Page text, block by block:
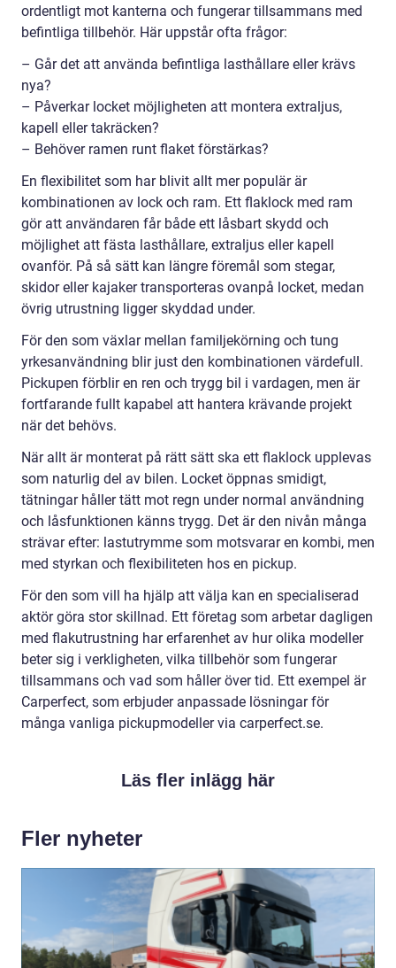
ordentligt mot kanterna och fungerar tillsammans med
befintliga tillbehör. Här uppstår ofta frågor:
– Går det att använda befintliga lasthållare eller krävs
nya?
– Påverkar locket möjligheten att montera extraljus,
kapell eller takräcken?
– Behöver ramen runt flaket förstärkas?
En flexibilitet som har blivit allt mer populär är
kombinationen av lock och ram. Ett flaklock med ram
gör att användaren får både ett låsbart skydd och
möjlighet att fästa lasthållare, extraljus eller kapell
ovanför. På så sätt kan längre föremål som stegar,
skidor eller kajaker transporteras ovanpå locket, medan
övrig utrustning ligger skyddad under.
För den som växlar mellan familjekörning och tung
yrkesanvändning blir just den kombinationen värdefull.
Pickupen förblir en ren och trygg bil i vardagen, men är
fortfarande fullt kapabel att hantera krävande projekt
när det behövs.
När allt är monterat på rätt sätt ska ett flaklock upplevas
som naturlig del av bilen. Locket öppnas smidigt,
tätningar håller tätt mot regn under normal användning
och låsfunktionen känns trygg. Det är den nivån många
strävar efter: lastutrymme som motsvarar en kombi, men
med styrkan och flexibiliteten hos en pickup.
För den som vill ha hjälp att välja kan en specialiserad
aktör göra stor skillnad. Ett företag som arbetar dagligen
med flakutrustning har erfarenhet av hur olika modeller
beter sig i verkligheten, vilka tillbehör som fungerar
tillsammans och vad som håller över tid. Ett exempel är
Carperfect, som erbjuder anpassade lösningar för
många vanliga pickupmodeller via carperfect.se.
Läs fler inlägg här
Fler nyheter